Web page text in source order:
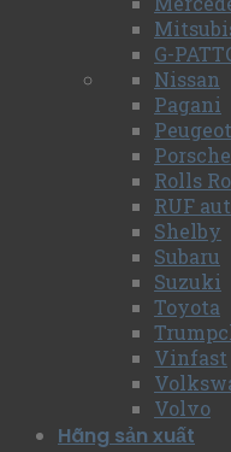
G-
Nissan
Pagani
Peugeot
Porsche
Rolls
RUF
Shelby
Subaru
Suzuki
Toyota
Vinfast
Volvo
Hãng sản xuất